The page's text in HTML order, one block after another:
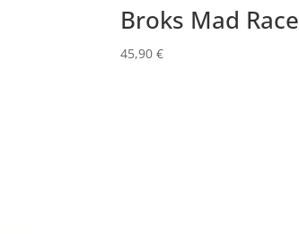
Broks Mad Race
45,90€